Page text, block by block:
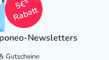
5€
Rabatt
Newsletters
Gutscheine